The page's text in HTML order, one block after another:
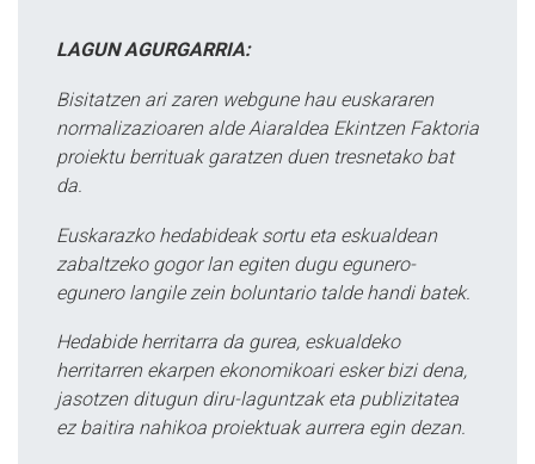
LAGUN AGURGARRIA:
Bisitatzen ari zaren webgune hau euskararen
normalizazioaren alde Aiaraldea Ekintzen Faktoria
proiektu berrituak garatzen duen tresnetako bat
da.
Euskarazko hedabideak sortu eta eskualdean
zabaltzeko gogor lan egiten dugu egunero-
egunero langile zein boluntario talde handi batek.
Hedabide herritarra da gurea, eskualdeko
herritarren ekarpen ekonomikoari esker bizi dena,
jasotzen ditugun diru-laguntzak eta publizitatea
ez baitira nahikoa proiektuak aurrera egin dezan.